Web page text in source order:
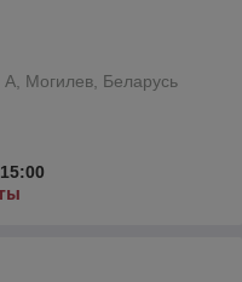
А, Могилев, Беларусь